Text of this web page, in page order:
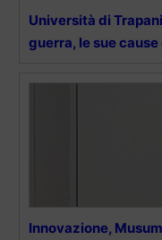
Università di
guerra, le sue
Innovazione,